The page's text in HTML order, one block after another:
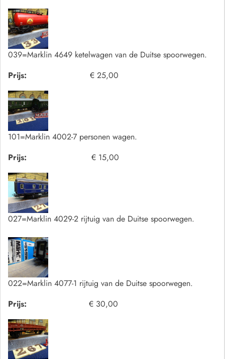
039=Marklin 4649 ketelwagen van de Duitse spoorwegen.
Prijs:
€ 25,00
101=Marklin 4002-7 personen wagen.
Prijs:
€ 15,00
027=Marklin 4029-2 rijtuig van de Duitse spoorwegen.
022=Marklin 4077-1 rijtuig van de Duitse spoorwegen.
Prijs:
€ 30,00